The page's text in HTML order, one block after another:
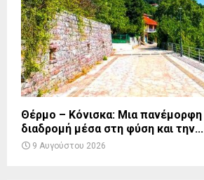
Θέρμο – Κόνισκα: Μια πανέμορφη
διαδρομή μέσα στη φύση και την...
9 Αυγούστου 2026